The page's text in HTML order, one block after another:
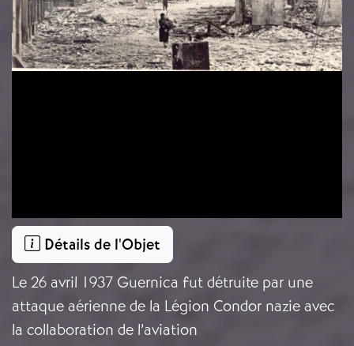
Détails de l'Objet
Le 26 avril 1937 Guernica fut détruite par une
attaque aérienne de la Légion Condor nazie avec
la collaboration de l’aviation